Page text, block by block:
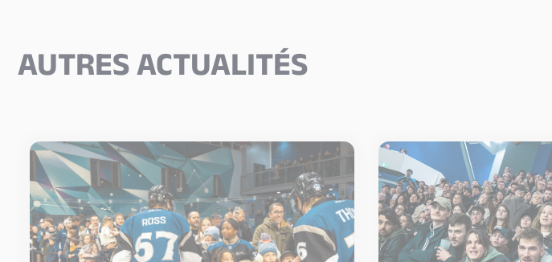
AUTRES ACTUALITÉS